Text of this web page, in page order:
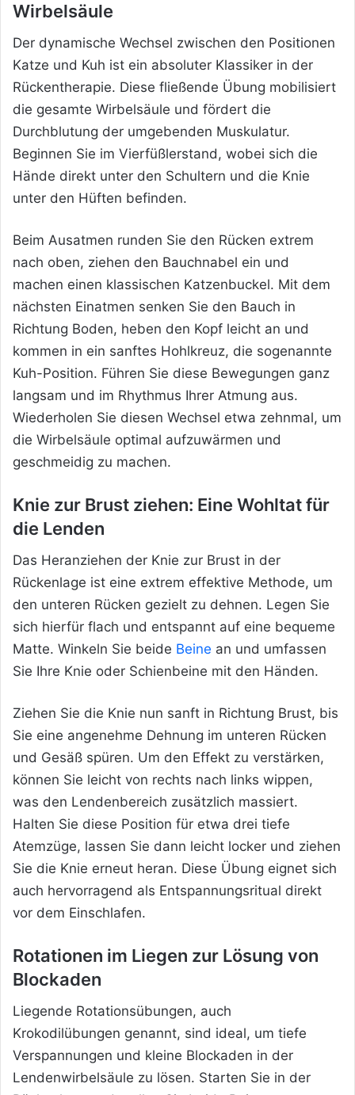
Wirbelsäule
Der dynamische Wechsel zwischen den Positionen
Katze und Kuh ist ein absoluter Klassiker in der
Rückentherapie. Diese fließende Übung mobilisiert
die gesamte Wirbelsäule und fördert die
Durchblutung der umgebenden Muskulatur.
Beginnen Sie im Vierfüßlerstand, wobei sich die
Hände direkt unter den Schultern und die Knie
unter den Hüften befinden.
Beim Ausatmen runden Sie den Rücken extrem
nach oben, ziehen den Bauchnabel ein und
machen einen klassischen Katzenbuckel. Mit dem
nächsten Einatmen senken Sie den Bauch in
Richtung Boden, heben den Kopf leicht an und
kommen in ein sanftes Hohlkreuz, die sogenannte
Kuh-Position. Führen Sie diese Bewegungen ganz
langsam und im Rhythmus Ihrer Atmung aus.
Wiederholen Sie diesen Wechsel etwa zehnmal, um
die Wirbelsäule optimal aufzuwärmen und
geschmeidig zu machen.
Knie zur Brust ziehen: Eine Wohltat für
die Lenden
Das Heranziehen der Knie zur Brust in der
Rückenlage ist eine extrem effektive Methode, um
den unteren Rücken gezielt zu dehnen. Legen Sie
sich hierfür flach und entspannt auf eine bequeme
Matte. Winkeln Sie beide Beine an und umfassen
Sie Ihre Knie oder Schienbeine mit den Händen.
Ziehen Sie die Knie nun sanft in Richtung Brust, bis
Sie eine angenehme Dehnung im unteren Rücken
und Gesäß spüren. Um den Effekt zu verstärken,
können Sie leicht von rechts nach links wippen,
was den Lendenbereich zusätzlich massiert.
Halten Sie diese Position für etwa drei tiefe
Atemzüge, lassen Sie dann leicht locker und ziehen
Sie die Knie erneut heran. Diese Übung eignet sich
auch hervorragend als Entspannungsritual direkt
vor dem Einschlafen.
Rotationen im Liegen zur Lösung von
Blockaden
Liegende Rotationsübungen, auch
Krokodilübungen genannt, sind ideal, um tiefe
Verspannungen und kleine Blockaden in der
Lendenwirbelsäule zu lösen. Starten Sie in der